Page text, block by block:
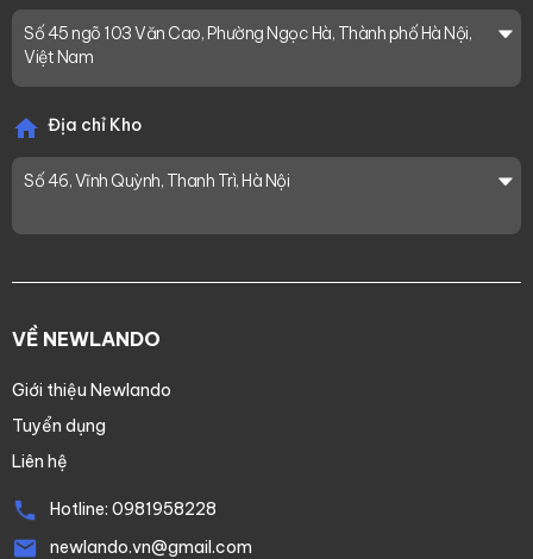
Số 45 ngõ 103 Văn Cao, Phường Ngọc Hà, Thành phố Hà Nội,
Việt Nam
Địa chỉ Kho
Số 46, Vĩnh Quỳnh, Thanh Trì, Hà Nội
VỀ NEWLANDO
Giới thiệu Newlando
Tuyển dụng
Liên hệ
Hotline: 0981958228
newlando.vn@gmail.com